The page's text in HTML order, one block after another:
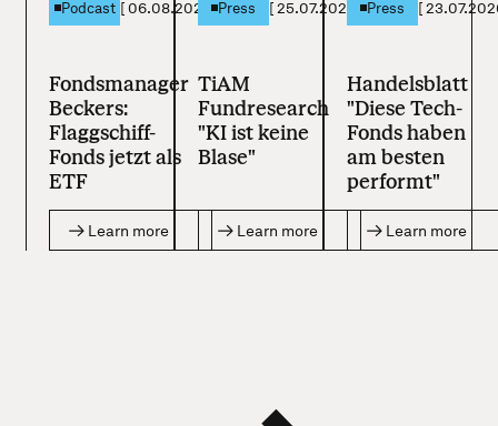
Podcast [06.08.2026]
Fondsmanager
Beckers:
Flaggschiff-
Fonds jetzt als
ETF
Learn more
Press [25.07.2026 ]
TiAM
Fundresearch
"KI ist keine
Blase"
Learn more
Press [
Handelsblatt
"Diese Tech-
Fonds haben
am besten
performt"
Learn more